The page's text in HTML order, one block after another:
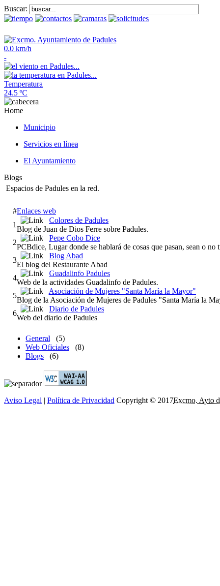
Buscar:
0.0 km/h
-
Temperatura
24.5 ºC
Home
Municipio
Servicios en línea
El Ayuntamiento
Blogs
Espacios de Padules en la red.
#Enlaces web
1
Colores de Padules
Blog de Juan de Dios Ferre sobre Padules.
2
Pepe Cobo Dice
PCBdice, Lugar donde se hablará de cosas que pasan, sean o no
3
Blog Abad
El blog del Restaurante Abad
4
Guadalinfo Padules
Web de la actividades Guadalinfo de Padules.
5
Asociación de Mujeres "Santa María la Mayor"
Blog de la Asociación de Mujeres de Padules "Santa María la
6
Diario de Padules
Web del diario de Padules
General
(5)
Web Oficiales
(8)
Blogs
(6)
Aviso Legal | Política de Privacidad Copyright © 2017Excmo. Ayto